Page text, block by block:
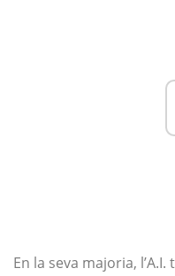
En la seva majoria,